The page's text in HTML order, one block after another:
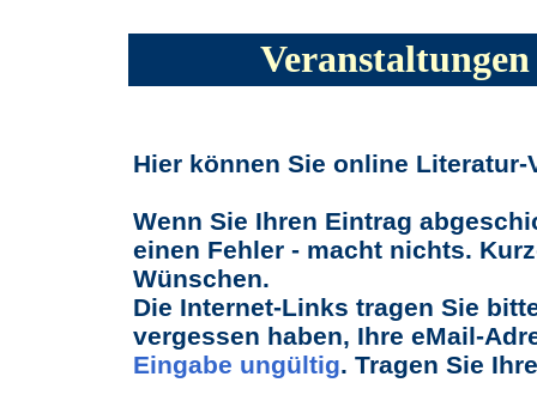
Hier können Sie online
Wenn Sie Ihren Eintrag
einen Fehler - macht nichts.
Wünschen.
Die Internet-Links tragen Sie
vergessen haben, Ihre eMail-
Eingabe ungültig. Tragen Sie